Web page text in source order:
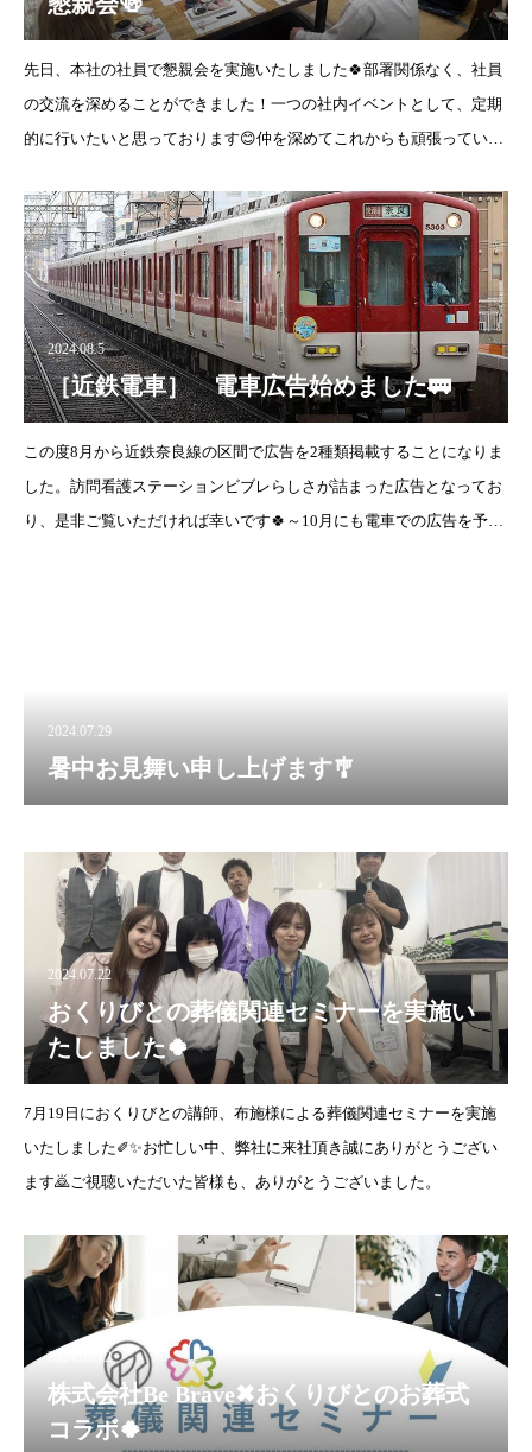
先日、本社の社員で懇親会を実施いたしました🍀部署関係なく、社員
の交流を深めることができました！一つの社内イベントとして、定期
的に行いたいと思っております😊仲を深めてこれからも頑張っていき
2024.08.5
［近鉄電車］ 電車広告始めました🚃
この度8月から近鉄奈良線の区間で広告を2種類掲載することになりま
した。訪問看護ステーションビブレらしさが詰まった広告となってお
り、是非ご覧いただければ幸いです🍀～10月にも電車での広告を予定
2024.07.29
暑中お見舞い申し上げます🎐
2024.07.22
おくりびとの葬儀関連セミナーを実施い
たしました🍀
7月19日におくりびとの講師、布施様による葬儀関連セミナーを実施
いたしました✐✨お忙しい中、弊社に来社頂き誠にありがとうござい
ます🙇ご視聴いただいた皆様も、ありがとうございました。
2024.07.12
株式会社Be Brave✖おくりびとのお葬式
コラボ🍀